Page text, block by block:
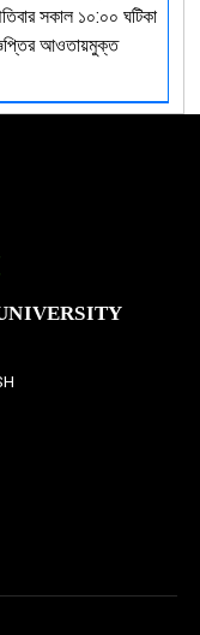
সকাল ১০:০০ ঘটিকা
আওতায়মুক্ত